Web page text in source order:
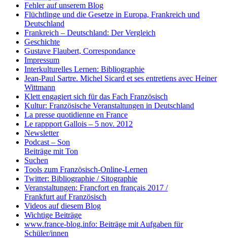
Fehler auf unserem Blog
Flüchtlinge und die Gesetze in Europa, Frankreich und
Deutschland
Frankreich – Deutschland: Der Vergleich
Geschichte
Gustave Flaubert, Correspondance
Impressum
Interkulturelles Lernen: Bibliographie
Jean-Paul Sartre. Michel Sicard et ses entretiens avec Heiner
Wittmann
Klett engagiert sich für das Fach Französisch
Kultur: Französische Veranstaltungen in Deutschland
La presse quotidienne en France
Le rappport Gallois – 5 nov. 2012
Newsletter
Podcast – Son
Beiträge mit Ton
Suchen
Tools zum Französisch-Online-Lernen
Twitter: Bibliographie / Sitographie
Veranstaltungen: Francfort en français 2017 /
Frankfurt auf Französisch
Videos auf diesem Blog
Wichtige Beiträge
www.france-blog.info: Beiträge mit Aufgaben für
Schüler/innen